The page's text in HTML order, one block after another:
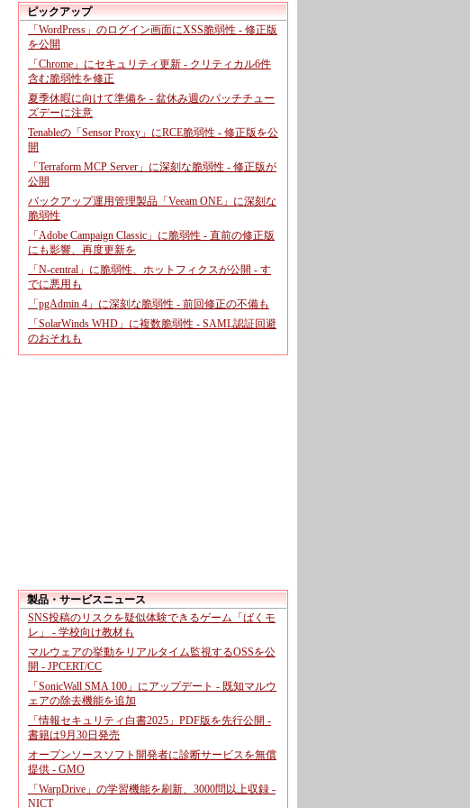
ピックアップ
「WordPress」のログイン画面にXSS脆弱性 - 修正版
を公開
「Chrome」にセキュリティ更新 - クリティカル6件
含む脆弱性を修正
夏季休暇に向けて準備を - 盆休み週のパッチチュー
ズデーに注意
Tenableの「Sensor Proxy」にRCE脆弱性 - 修正版を公
開
「Terraform MCP Server」に深刻な脆弱性 - 修正版が
公開
バックアップ運用管理製品「Veeam ONE」に深刻な
脆弱性
「Adobe Campaign Classic」に脆弱性 - 直前の修正版
にも影響、再度更新を
「N-central」に脆弱性、ホットフィクスが公開 - す
でに悪用も
「pgAdmin 4」に深刻な脆弱性 - 前回修正の不備も
「SolarWinds WHD」に複数脆弱性 - SAML認証回避
のおそれも
製品・サービスニュース
SNS投稿のリスクを疑似体験できるゲーム「ばくモ
レ」 - 学校向け教材も
マルウェアの挙動をリアルタイム監視するOSSを公
開 - JPCERT/CC
「SonicWall SMA 100」にアップデート - 既知マルウ
ェアの除去機能を追加
「情報セキュリティ白書2025」PDF版を先行公開 -
書籍は9月30日発売
オープンソースソフト開発者に診断サービスを無償
提供 - GMO
「WarpDrive」の学習機能を刷新、3000問以上収録 -
NICT